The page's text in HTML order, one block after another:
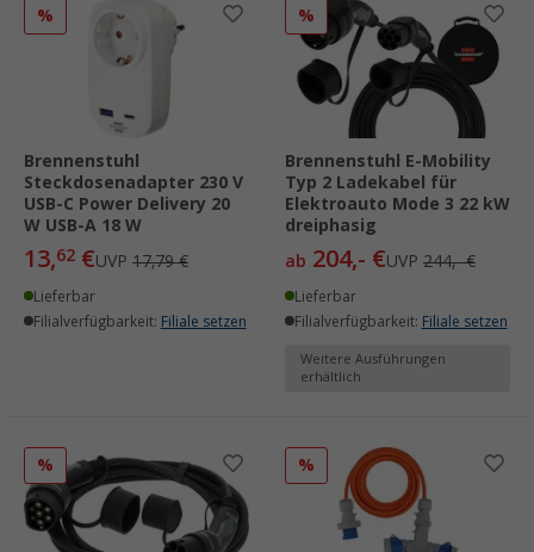
%
Brennenstuhl
Steckdosenadapter 230 V
USB-C Power Delivery 20
W USB-A 18 W
13,62 €UVP 17,79 €
Lieferbar
Filialverfügbarkeit: Filiale setzen
%
Brennenstuhl E-Mobility
Typ 2 Ladekabel für
Elektroauto Mode 3 22 kW
dreiphasig
ab 204,- €UVP 244,- €
Lieferbar
Filialverfügbarkeit: Filiale setzen
Weitere Ausführungen
erhältlich
% %